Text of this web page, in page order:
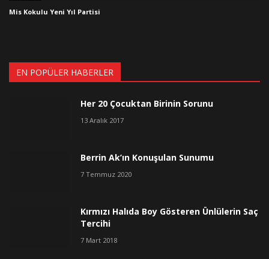
Mis Kokulu Yeni Yıl Partisi
EN POPÜLER HABERLER
Her 20 Çocuktan Birinin Sorunu
13 Aralık 2017
Berrin Ak’ın Konuşulan Sunumu
7 Temmuz 2020
Kırmızı Halıda Boy Gösteren Ünlülerin Saç
Tercihi
7 Mart 2018